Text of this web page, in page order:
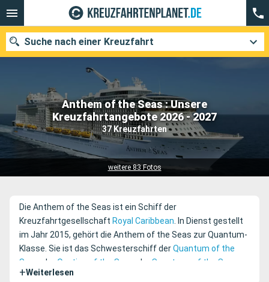
Anthem of the Seas : Unsere
Kreuzfahrtangebote 2026 - 2027
37 Kreuzfahrten
weitere 83 Fotos
Suche nach einer Kreuzfahrt
Unsere Ziele
Abfahrtsmonat
Die Anthem of the Seas ist ein Schiff der
Kreuzfahrtgesellschaft Royal Caribbean. In Dienst gestellt
im Jahr 2015, gehört die Anthem of the Seas zur Quantum-
Klasse. Sie ist das Schwesterschiff derQuantum of the
Seas
, der Ovation of the Seas , der Spectrum of the Seas
und derOdyssey of the Seas
+Weiterlesen